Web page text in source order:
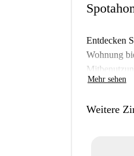
Entdecken
Wohnung
für Mieter,
Old Street.
Mehr sehen
Weitere